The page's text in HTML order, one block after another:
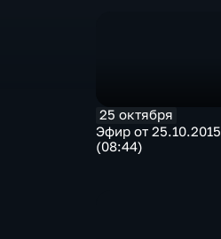
25 октября
Эфир от 25.10.2015
(08:44)